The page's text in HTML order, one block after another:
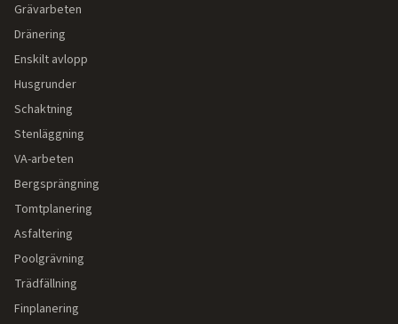
Grävarbeten
Dränering
Enskilt avlopp
Husgrunder
Schaktning
Stenläggning
VA-arbeten
Bergsprängning
Tomtplanering
Asfaltering
Poolgrävning
Trädfällning
Finplanering